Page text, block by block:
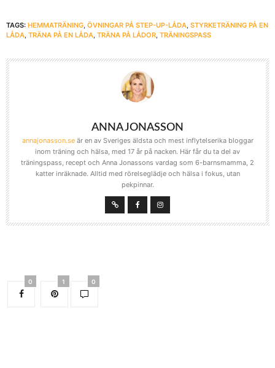
TAGS: HEMMATRÄNING ÖVNINGAR PÅ STEP-UP-LÅDA STYRKETRÄNING PÅ EN
LÅDA TRÄNA PÅ EN LÅDA TRÄNA PÅ LÅDOR TRÄNINGSPASS
ANNA JONASSON
annajonasson.seär en av Sveriges äldsta och mest inflytelserika bloggar
inom träning och hälsa, med 17 år på nacken. Här får du ta del av
träningspass, recept och Anna Jonassons vardag som 6-barnsmamma, 2
katter inräknade. Alltid med rörelseglädje och hälsa i fokus, utan
pekpinnar.
0 1 0